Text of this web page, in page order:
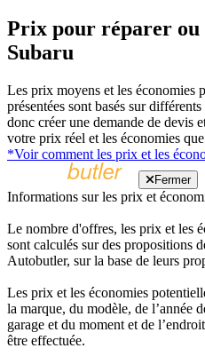
Prix pour réparer ou
Subaru
Les prix moyens et les économies
présentées sont basés sur
donc créer une demande de devis
votre prix réel et les économies
*Voir comment les prix et les
Fermer
Informations sur les prix et
Le nombre d'offres, les prix et les
sont calculés sur des propositions
Autobutler, sur la base de leurs
Les prix et les économies
la marque, du modèle, de l’année
garage et du moment et de
être effectuée.